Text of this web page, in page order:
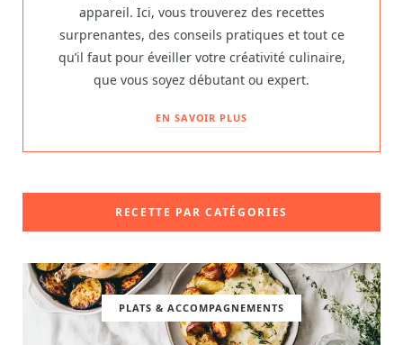
appareil. Ici, vous trouverez des recettes
surprenantes, des conseils pratiques et tout ce
qu’il faut pour éveiller votre créativité culinaire,
que vous soyez débutant ou expert.
EN SAVOIR PLUS
RECETTE PAR CATÉGORIES
PLATS & ACCOMPAGNEMENTS